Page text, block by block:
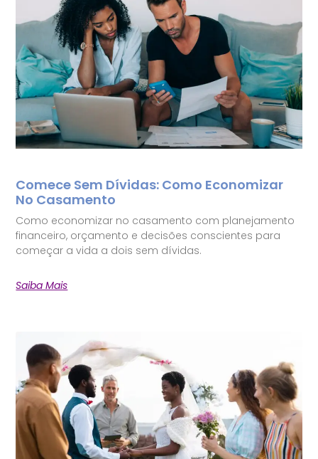
Comece Sem Dívidas: Como Economizar
No Casamento
Como economizar no casamento com planejamento
financeiro, orçamento e decisões conscientes para
começar a vida a dois sem dívidas.
Saiba Mais